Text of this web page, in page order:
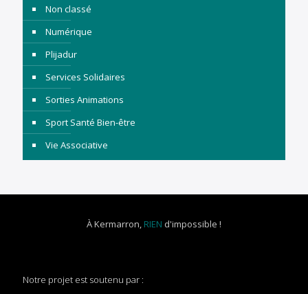
Non classé
Numérique
Plijadur
Services Solidaires
Sorties Animations
Sport Santé Bien-être
Vie Associative
À Kermarron, RIEN d'impossible !
Notre projet est soutenu par :